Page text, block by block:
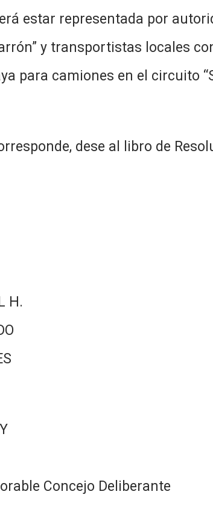
estar representada por
y transportistas locales
para camiones en el circuito
dese al libro de
H.
Concejo Deliberante